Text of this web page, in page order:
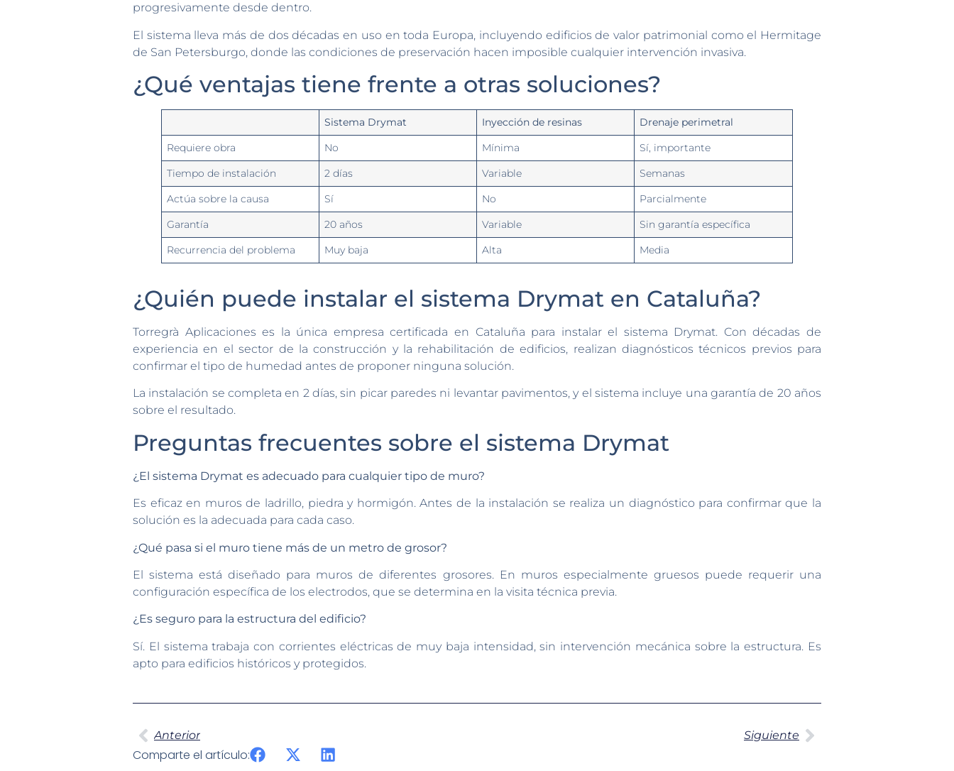
progresivamente desde dentro.
El sistema lleva más de dos décadas en uso en toda Europa, incluyendo edificios de valor patrimonial como el Hermitage
de San Petersburgo, donde las condiciones de preservación hacen imposible cualquier intervención invasiva.
¿Qué ventajas tiene frente a otras soluciones?
Sistema Drymat Inyección de resinas
Drenaje perimetral
Requiere obra
No Mínima
Sí, importante
Tiempo de instalación
2 días Variable
Semanas
Actúa sobre la causa
Sí No
Parcialmente
Garantía
20 años Variable
Sin garantía específica
Recurrencia del problema
Muy baja Alta Media
¿Quién puede instalar el sistema Drymat en Cataluña?
Torregrà Aplicaciones es la única empresa certificada en Cataluña para instalar el sistema Drymat. Con décadas de
experiencia en el sector de la construcción y la rehabilitación de edificios, realizan diagnósticos técnicos previos para
confirmar el tipo de humedad antes de proponer ninguna solución.
La instalación se completa en 2 días, sin picar paredes ni levantar pavimentos, y el sistema incluye una garantía de 20 años
sobre el resultado.
Preguntas frecuentes sobre el sistema Drymat
¿El sistema Drymat es adecuado para cualquier tipo de muro?
Es eficaz en muros de ladrillo, piedra y hormigón. Antes de la instalación se realiza un diagnóstico para confirmar que la
solución es la adecuada para cada caso.
¿Qué pasa si el muro tiene más de un metro de grosor?
El sistema está diseñado para muros de diferentes grosores. En muros especialmente gruesos puede requerir una
configuración específica de los electrodos, que se determina en la visita técnica previa.
¿Es seguro para la estructura del edificio?
Sí. El sistema trabaja con corrientes eléctricas de muy baja intensidad, sin intervención mecánica sobre la estructura. Es
apto para edificios históricos y protegidos.
Anterior Siguiente
Comparte el artículo: